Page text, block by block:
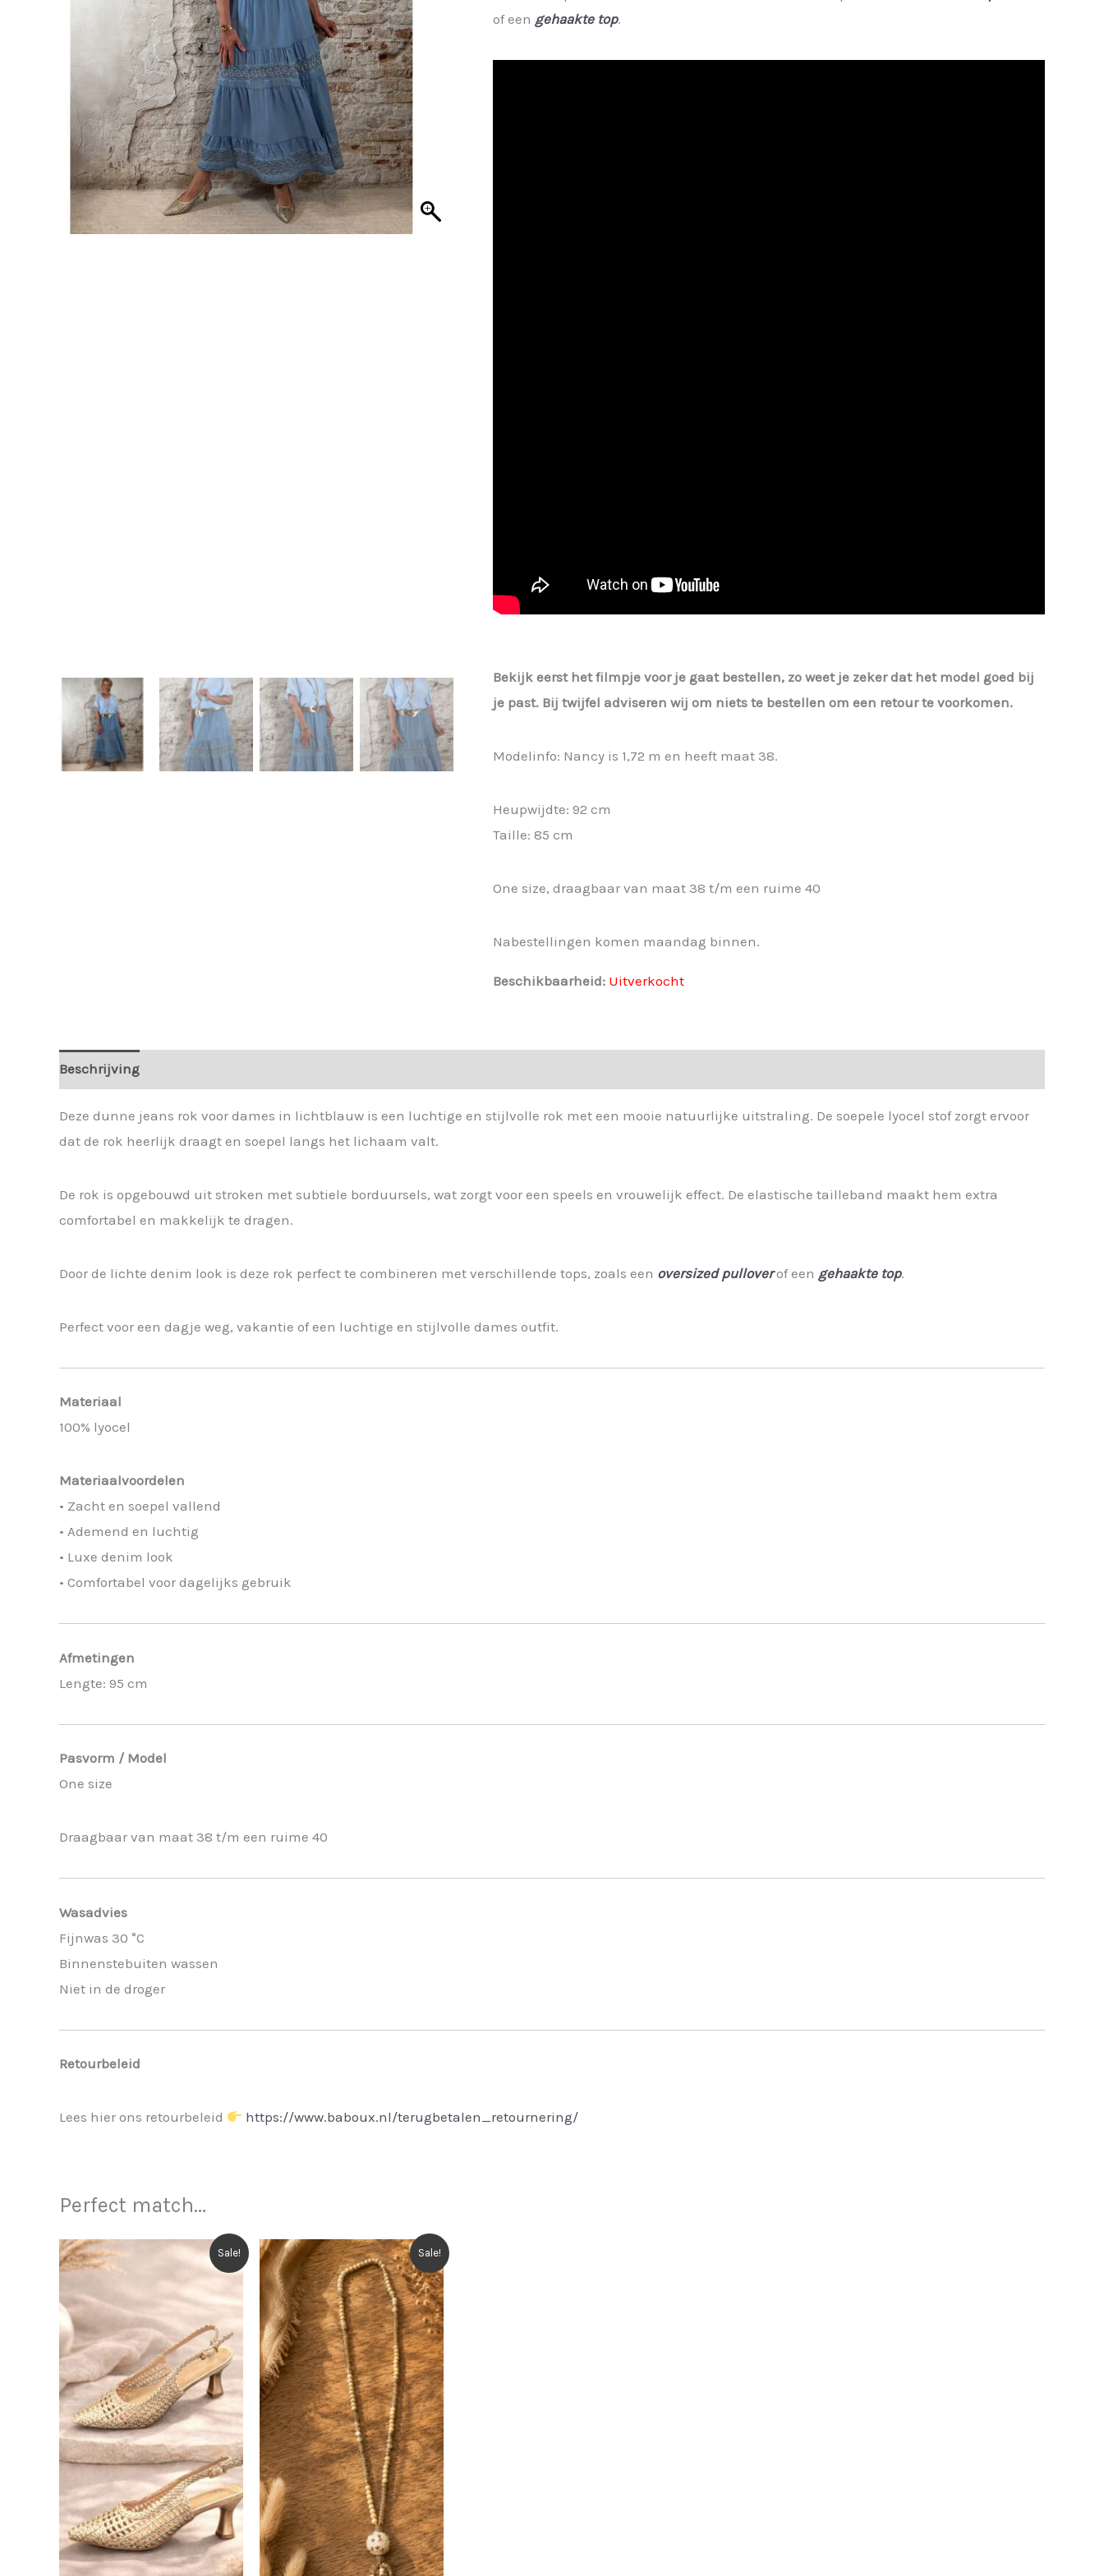
was:
of een gehaakte top.
Bekijk eerst het filmpje voor je gaat bestellen, zo weet je zeker dat het model goed bij
je past. Bij twijfel adviseren wij om niets te bestellen om een retour te voorkomen.
Modelinfo: Nancy is 1,72 m en heeft maat 38.
Heupwijdte: 92 cm
Taille: 85 cm
One size, draagbaar van maat 38 t/m een ruime 40
Nabestellingen komen maandag binnen.
Beschikbaarheid: Uitverkocht
Beschrijving
Deze dunne jeans rok voor dames in lichtblauw is een luchtige en stijlvolle rok met een mooie natuurlijke uitstraling. De soepele lyocel stof zorgt ervoor
dat de rok heerlijk draagt en soepel langs het lichaam valt.
De rok is opgebouwd uit stroken met subtiele borduursels, wat zorgt voor een speels en vrouwelijk effect. De elastische tailleband maakt hem extra
comfortabel en makkelijk te dragen.
Door de lichte denim look is deze rok perfect te combineren met verschillende tops, zoals een oversized pullover of een gehaakte top.
Perfect voor een dagje weg, vakantie of een luchtige en stijlvolle dames outfit.
Materiaal
100% lyocel
Materiaalvoordelen
• Zacht en soepel vallend
• Ademend en luchtig
• Luxe denim look
• Comfortabel voor dagelijks gebruik
Afmetingen
Lengte: 95 cm
Pasvorm / Model
One size
Draagbaar van maat 38 t/m een ruime 40
Wasadvies
Fijnwas 30 °C
Binnenstebuiten wassen
Niet in de droger
Retourbeleid
Lees hier ons retourbeleid https://www.baboux.nl/terugbetalen_retournering/
Perfect match...
Sale! Sale!